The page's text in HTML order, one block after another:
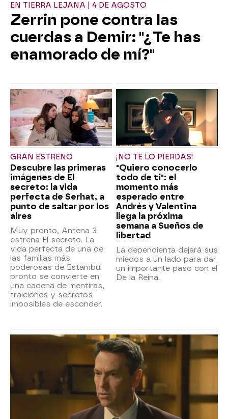
EN TIERRA LEJANA | 4 DE AGOSTO
Zerrin pone contra las
cuerdas a Demir: "¿Te has
enamorado de mí?"
GRAN ESTRENO
Descubre las primeras
imágenes de El
secreto: la vida
perfecta de Serhat, a
punto de saltar por los
aires
Muy pronto, Antena 3
estrena El secreto. La
vida perfecta de una de
las familias más
poderosas de Estambul
pronto se convierte en
una cadena de mentiras,
traiciones y secretos
imposibles de esconder.
¡NO TE LO PIERDAS!
"Quiero conocerlo
todo de ti": el
momento más
esperado entre
Andrés y Valentina
llega la próxima
semana a Sueños de
libertad
La dependienta dejará sus
miedos a un lado para dar
un importante paso con el
De la Reina.